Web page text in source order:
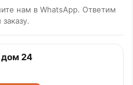
нам в WhatsApp. Ответим
дом 24